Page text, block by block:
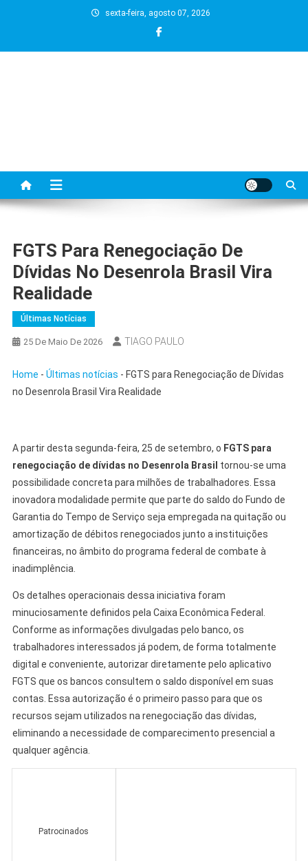
sexta-feira, agosto 07, 2026
FGTS Para Renegociação De
Dívidas No Desenrola Brasil Vira
Realidade
Últimas Notícias
25 De Maio De 2026 TIAGO PAULO
Home - Últimas notícias - FGTS para Renegociação de Dívidas
no Desenrola Brasil Vira Realidade
A partir desta segunda-feira, 25 de setembro, o FGTS para
renegociação de dívidas no Desenrola Brasil tornou-se uma
possibilidade concreta para milhões de trabalhadores. Essa
inovadora modalidade permite que parte do saldo do Fundo de
Garantia do Tempo de Serviço seja empregada na quitação ou
amortização de débitos renegociados junto a instituições
financeiras, no âmbito do programa federal de combate à
inadimplência.
Os detalhes operacionais dessa iniciativa foram
minuciosamente definidos pela Caixa Econômica Federal.
Conforme as informações divulgadas pelo banco, os
trabalhadores interessados já podem, de forma totalmente
digital e conveniente, autorizar diretamente pelo aplicativo
FGTS que os bancos consultem o saldo disponível em suas
contas. Essa autorização é o primeiro passo para que os
recursos sejam utilizados na renegociação das dívidas,
eliminando a necessidade de comparecimento presencial a
qualquer agência.
Patrocinados